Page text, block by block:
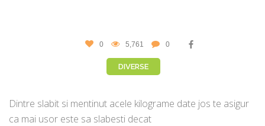
0 5,761 0
DIVERSE
Dintre slabit si mentinut acele kilograme date jos te asigur
ca mai usor este sa slabesti decat